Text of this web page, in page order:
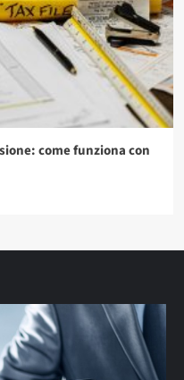
come funziona con